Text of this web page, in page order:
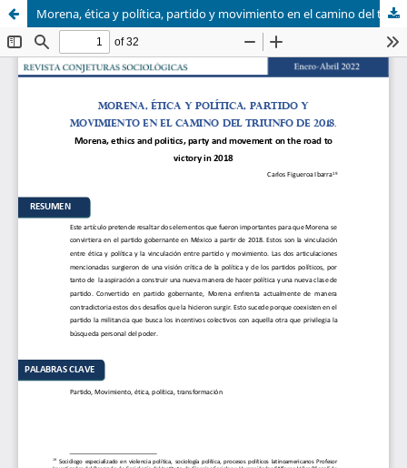
Morena, ética y política, partido y movimiento en el camino del triunfo de 2018.